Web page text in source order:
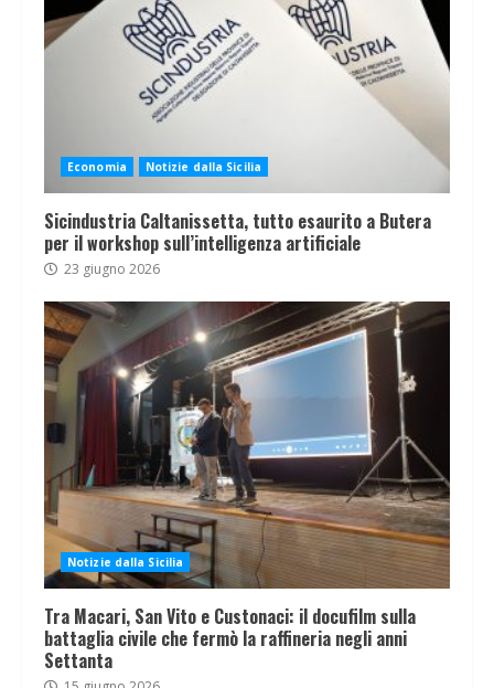
Economia Notizie dalla Sicilia
Sicindustria Caltanissetta, tutto esaurito a Butera
per il workshop sull’intelligenza artificiale
23 giugno 2026
Notizie dalla Sicilia
Tra Macari, San Vito e Custonaci: il docufilm sulla
battaglia civile che fermò la raffineria negli anni
Settanta